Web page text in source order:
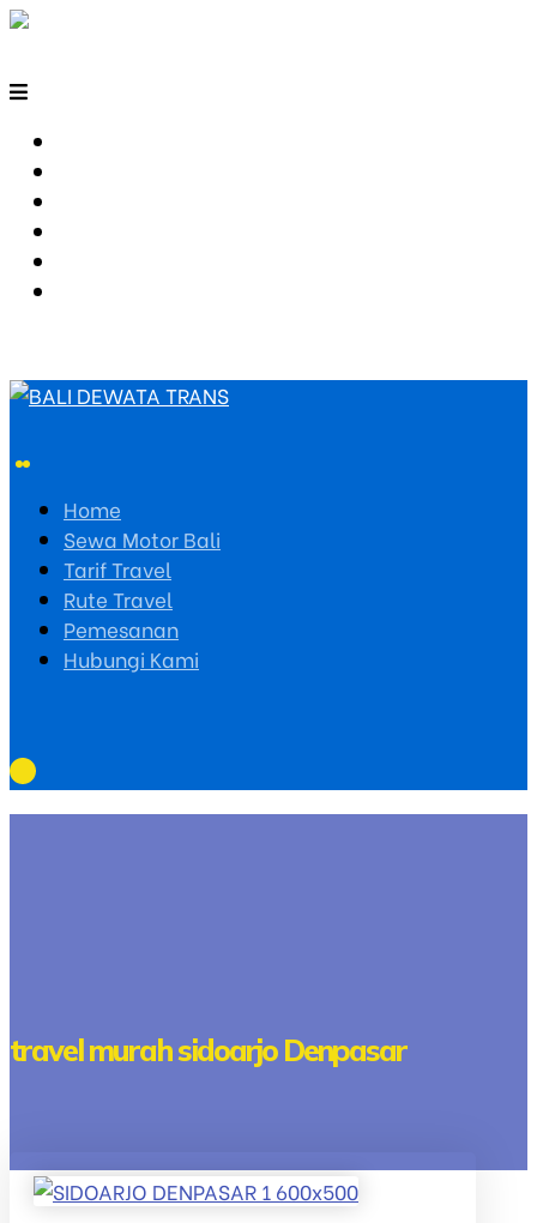
Home
Sewa Motor Bali
Tarif Travel
Rute Travel
Pemesanan
Hubungi Kami
travel murah sidoarjo Denpasar